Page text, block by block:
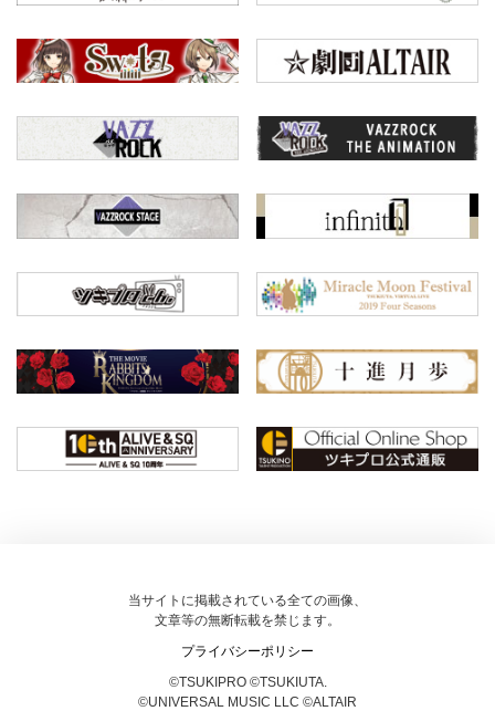
当サイトに掲載されている全ての画像、
文章等の無断転載を禁じます。
プライバシーポリシー
©TSUKIPRO ©TSUKIUTA.
©UNIVERSAL MUSIC LLC ©ALTAIR